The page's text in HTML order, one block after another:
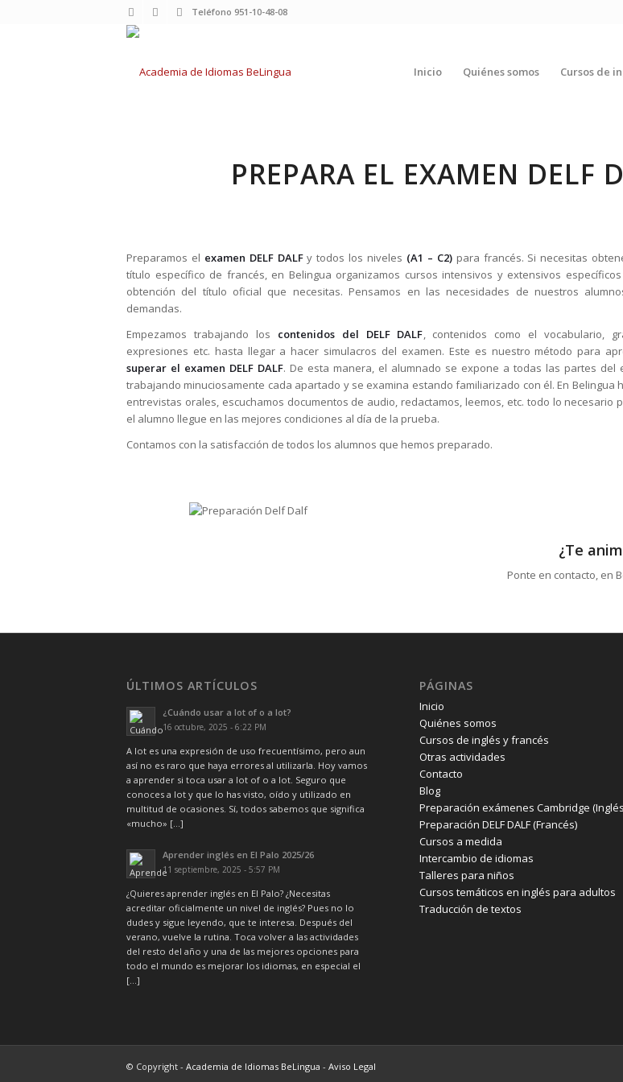
Teléfono 951-10-48-08
Inicio Quiénes somos Cursos de
PREPARA EL EXAMEN DELF
Preparamos el examen DELF DALFy todos los niveles (A1 – C2)para francés. Si necesitas
título específico de francés, en Belingua organizamos cursos intensivos y extensivos
obtención del título oficial que necesitas. Pensamos en las necesidades de nuestros
demandas.
Empezamos trabajando los contenidos del DELF DALF, contenidos como el vocabulario,
expresiones etc. hasta llegar a hacer simulacros del examen. Este es nuestro método para
superar el examen DELF DALF. De esta manera, el alumnado se expone a todas las partes del
trabajando minuciosamente cada apartado y se examina estando familiarizado con él. En Belingua
entrevistas orales, escuchamos documentos de audio, redactamos, leemos, etc. todo lo necesario
el alumno llegue en las mejores condiciones al día de la prueba.
Contamos con la satisfacción de todos los alumnos que hemos preparado.
¿Te
Ponte en contacto, en
ÚLTIMOS ARTÍCULOS
¿Cuándo usar a lot of o a lot?
16 octubre, 2025 - 6:22 PM
A lot es una expresión de uso frecuentísimo, pero aun
así no es raro que haya errores al utilizarla. Hoy vamos
a aprender si toca usar a lot of o a lot. Seguro que
conoces a lot y que lo has visto, oído y utilizado en
multitud de ocasiones. Sí, todos sabemos que significa
«mucho» […]
Aprender inglés en El Palo 2025/26
11 septiembre, 2025 - 5:57 PM
¿Quieres aprender inglés en El Palo? ¿Necesitas
acreditar oficialmente un nivel de inglés? Pues no lo
dudes y sigue leyendo, que te interesa. Después del
verano, vuelve la rutina. Toca volver a las actividades
del resto del año y una de las mejores opciones para
todo el mundo es mejorar los idiomas, en especial el
[…]
PÁGINAS
Inicio
Quiénes somos
Cursos de inglés y francés
Otras actividades
Contacto
Blog
Preparación exámenes Cambridge
Preparación DELF DALF (Francés)
Cursos a medida
Intercambio de idiomas
Talleres para niños
Cursos temáticos en inglés para adultos
Traducción de textos
© Copyright - Academia de Idiomas BeLingua - Aviso Legal